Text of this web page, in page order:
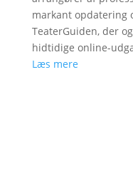
markant opdatering
TeaterGuiden, der
hidtidige online-
Læs mere